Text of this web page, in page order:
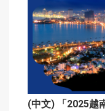
(中文) 「2025越